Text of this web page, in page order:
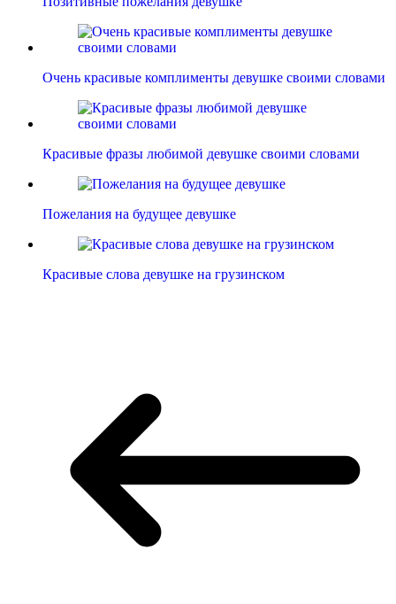
Очень красивые комплименты девушке своими словами
Красивые фразы любимой девушке своими словами
Пожелания на будущее девушке
Красивые слова девушке на грузинском